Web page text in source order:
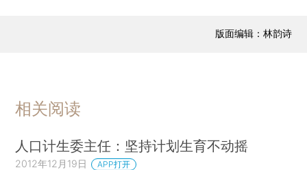
版面编辑：林韵诗
相关阅读
人口计生委主任：坚持计划生育不动摇
2012年12月19日 APP打开